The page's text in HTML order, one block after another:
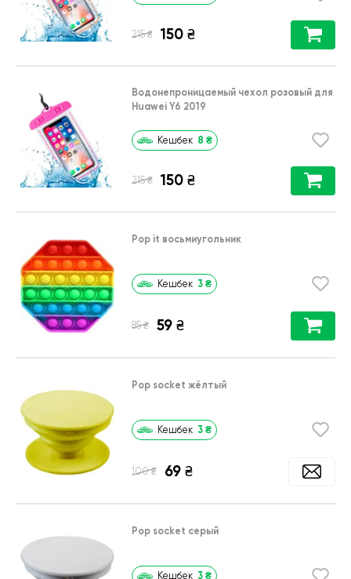
215 ₴ 150 ₴
Водонепроницаемый чехол розовый для
Huawei Y6 2019
Кешбек 8 ₴
215 ₴ 150 ₴
Pop it восьмиугольник
Кешбек 3 ₴
85 ₴ 59 ₴
Pop socket жёлтый
Кешбек 3 ₴
100 ₴ 69 ₴
Pop socket серый
Кешбек 3 ₴